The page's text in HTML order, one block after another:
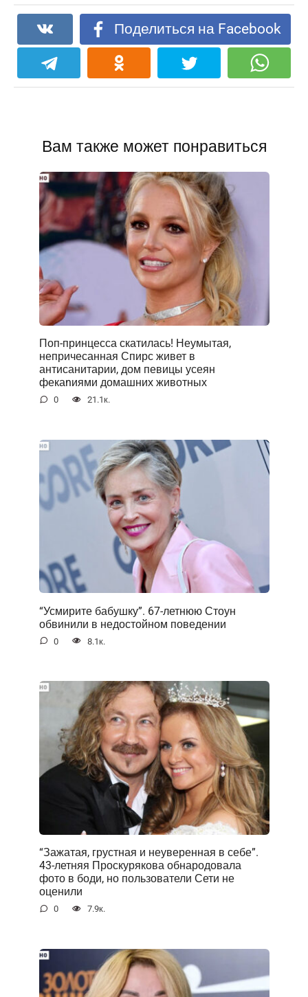
Поделиться на Facebook
Вам также может понравиться
Поп-принцесса скатилась! Неумытая,
непричесанная Спирс живет в
антисанитарии, дом певицы усеян
фекаnиями домашних животных
0 21.1к.
“Усмирите бабушку”. 67-летнюю Стоун
обвинили в недостойном поведении
0 8.1к.
“Зажатая, грустная и неуверенная в себе”.
43-летняя Проскурякова обнародовала
фото в боди, но пользователи Сети не
оценили
0 7.9к.